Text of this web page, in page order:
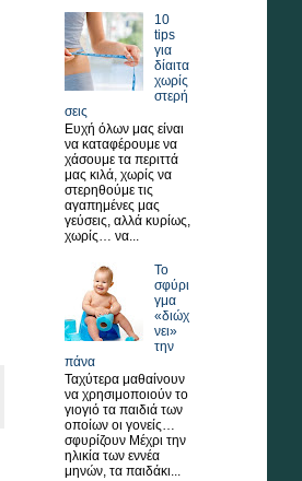
10
tips
για
δίαιτα
χωρίς
στερή
σεις
Ευχή όλων μας είναι
να καταφέρουμε να
χάσουμε τα περιττά
μας κιλά, χωρίς να
στερηθούμε τις
αγαπημένες μας
γεύσεις, αλλά κυρίως,
χωρίς… να...
Το
σφύρι
γμα
«διώχ
νει»
την
πάνα
Ταχύτερα μαθαίνουν
να χρησιμοποιούν το
γιογιό τα παιδιά των
οποίων οι γονείς…
σφυρίζουν Μέχρι την
ηλικία των εννέα
μηνών, τα παιδάκι...